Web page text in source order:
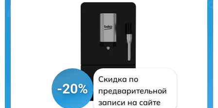
-20%
Скидка по
предварительной
записи на сайте